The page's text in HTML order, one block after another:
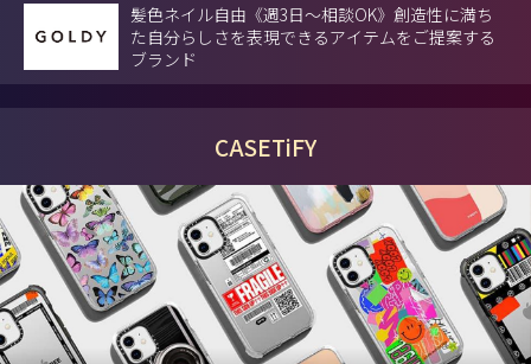
髪色ネイル自由《週3日～相談OK》創造性に満ち
た自分らしさを表現できるアイテムをご提案する
ブランド
CASETiFY